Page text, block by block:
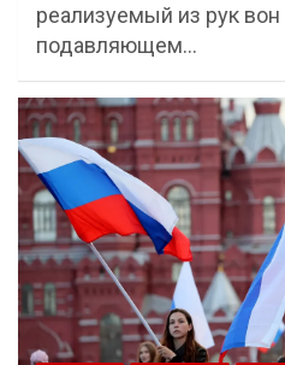
реализуемый из рук вон
подавляющем…